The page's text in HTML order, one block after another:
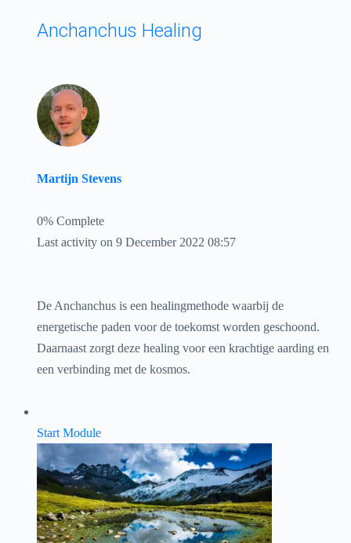
Anchanchus Healing
Martijn Stevens
0% Complete
Last activity on 9 December 2022 08:57
De Anchanchus is een healingmethode waarbij de
energetische paden voor de toekomst worden geschoond.
Daarnaast zorgt deze healing voor een krachtige aarding en
een verbinding met de kosmos.
Start Module